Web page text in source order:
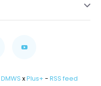
DMWS xPlus+ - RSS feed